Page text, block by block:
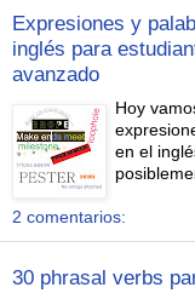
Expresiones y
inglés para
avanzado
Hoy
en el
2 comentarios:
30 phrasal verbs